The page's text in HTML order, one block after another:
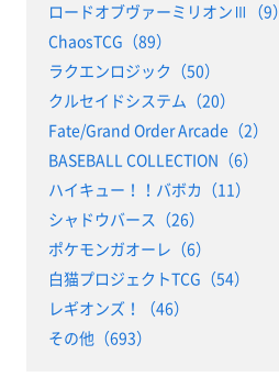
ロードオブヴァーミリオンⅢ（9）
ChaosTCG（89）
ラクエンロジック（50）
クルセイドシステム（20）
Fate/Grand Order Arcade（2）
BASEBALL COLLECTION（6）
ハイキュー！！バボカ（11）
シャドウバース（26）
ポケモンガオーレ（6）
白猫プロジェクトTCG（54）
レギオンズ！（46）
その他（693）